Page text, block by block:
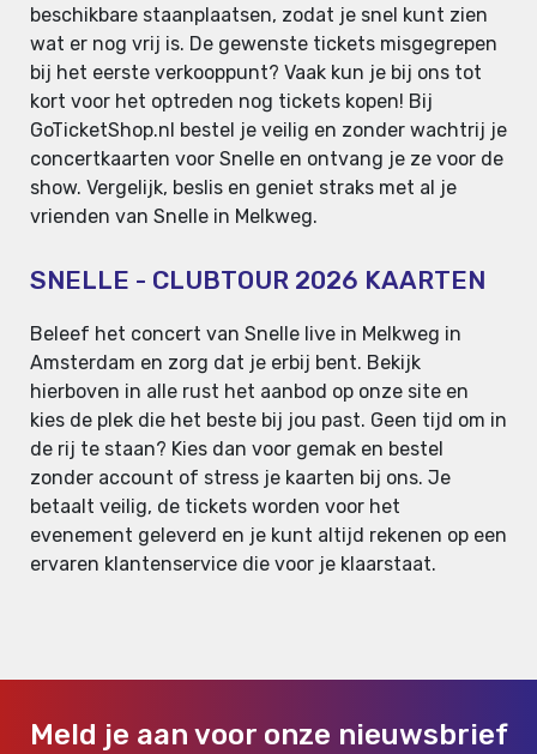
beschikbare staanplaatsen, zodat je snel kunt zien
wat er nog vrij is. De gewenste tickets misgegrepen
bij het eerste verkooppunt? Vaak kun je bij ons tot
kort voor het optreden nog tickets kopen! Bij
GoTicketShop.nl bestel je veilig en zonder wachtrij je
concertkaarten voor Snelle en ontvang je ze voor de
show. Vergelijk, beslis en geniet straks met al je
vrienden van Snelle in Melkweg.
SNELLE - CLUBTOUR 2026 KAARTEN
Beleef het concert van Snelle live in Melkweg in
Amsterdam en zorg dat je erbij bent. Bekijk
hierboven in alle rust het aanbod op onze site en
kies de plek die het beste bij jou past. Geen tijd om in
de rij te staan? Kies dan voor gemak en bestel
zonder account of stress je kaarten bij ons. Je
betaalt veilig, de tickets worden voor het
evenement geleverd en je kunt altijd rekenen op een
ervaren klantenservice die voor je klaarstaat.
Meld je aan voor onze nieuwsbrief